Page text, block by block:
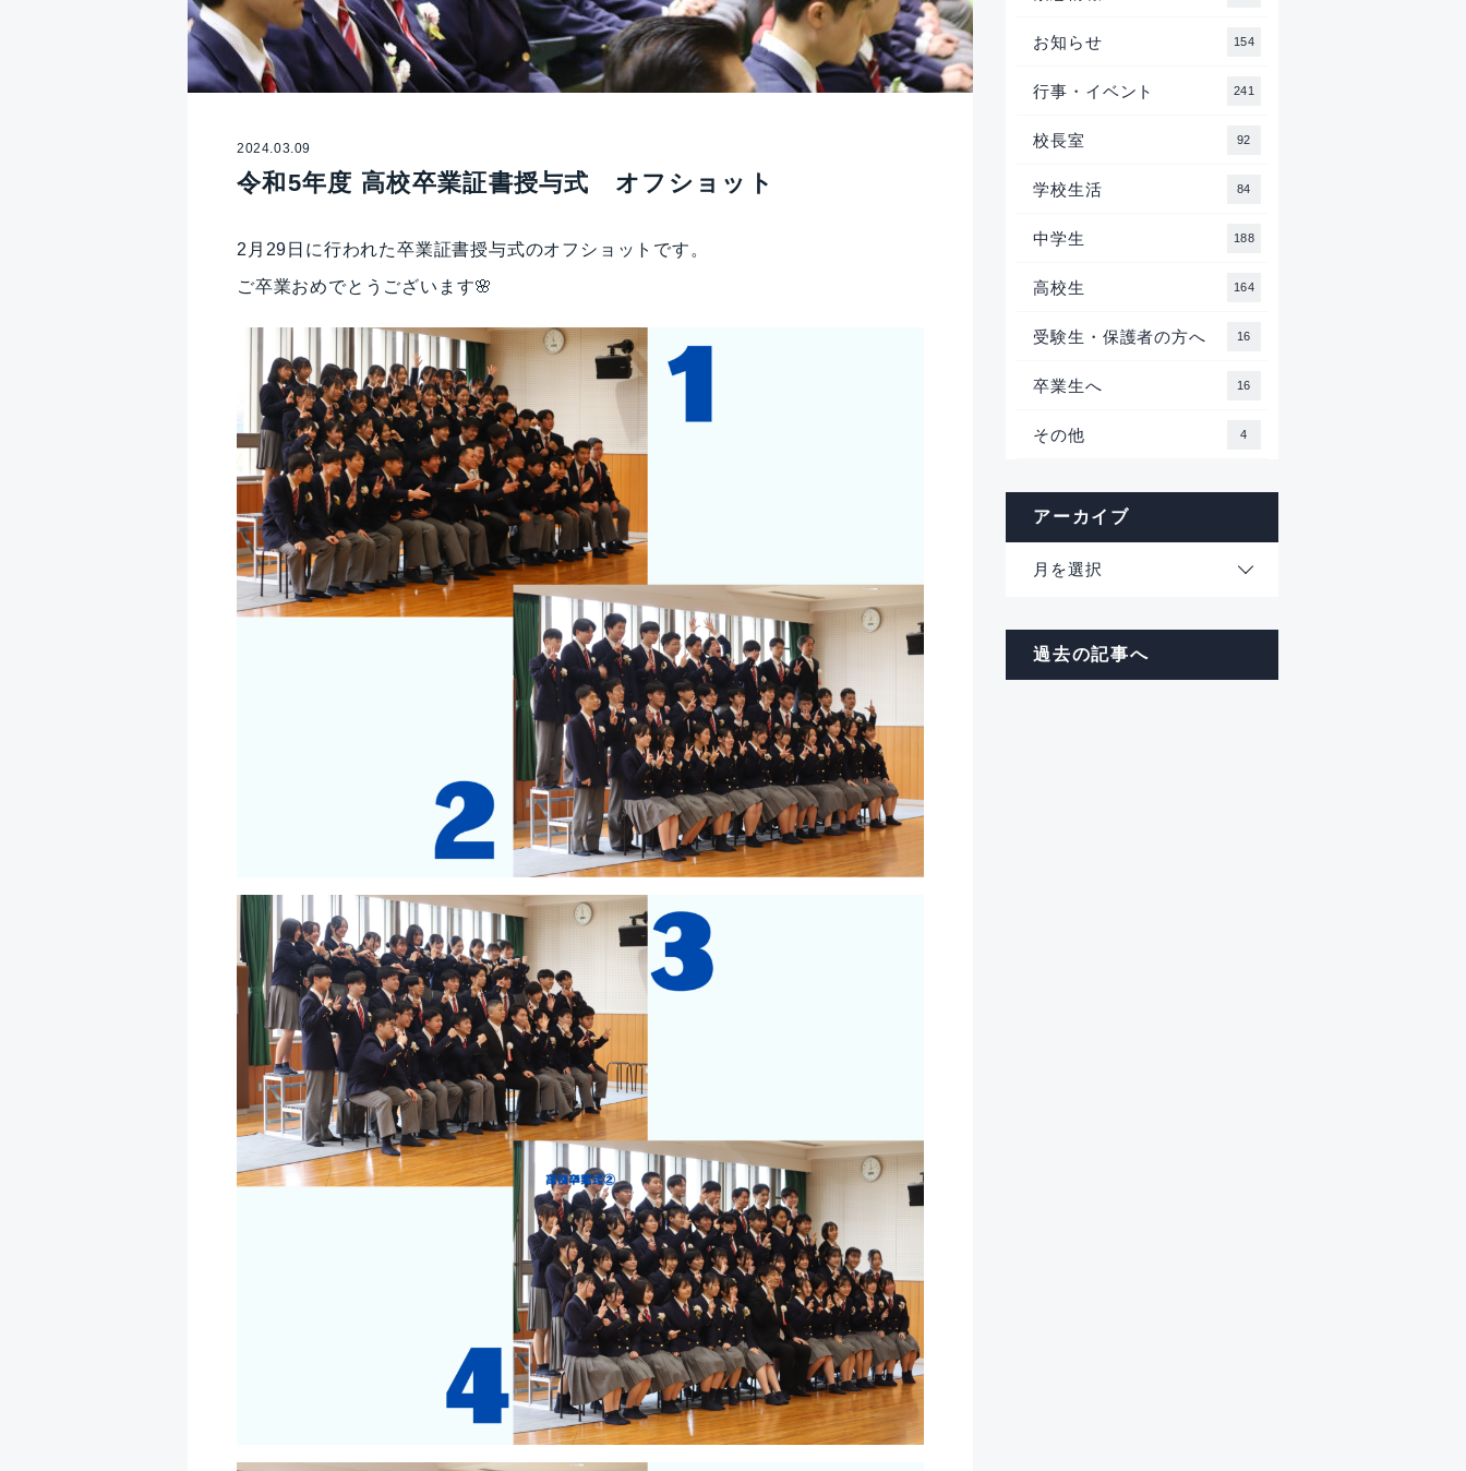
2024.03.09
令和5年度 高校卒業証書授与式 オフショット
2月29日に行われた卒業証書授与式のオフショットです。
ご卒業おめでとうございます🌸
お知らせ 154
行事・イベント 241
校長室 92
学校生活 84
中学生 188
高校生 164
受験生・保護者の方へ 16
卒業生へ 16
その他 4
アーカイブ
月を選択
過去の記事へ